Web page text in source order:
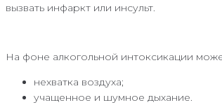
вызвать инфаркт или инсульт.
На фоне алкогольной интоксикации
нехватка воздуха;
учащенное и шумное дыхание.